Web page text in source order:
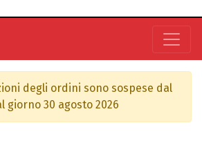
degli ordini sono sospese dal
giorno 30 agosto 2026